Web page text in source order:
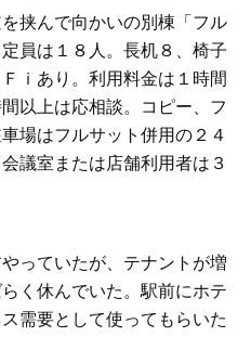
挟んで向かいの別棟「フル
員は１８人。長机８、椅子
ｉあり。利用料金は１時間
以上は応相談。コピー、フ
場はフルサット併用の２４
議室または店舗利用者は３
っていたが、テナントが増
く休んでいた。駅前にホテ
需要として使ってもらいた